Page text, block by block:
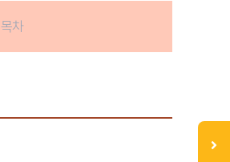
목차